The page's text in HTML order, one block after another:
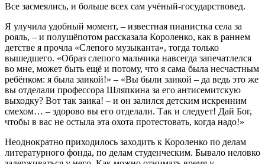
Все засмеялись, и больше всех сам учёный-государствовед.
Я улучила удобный момент, – известная пианистка села за
рояль, – и полушёпотом рассказала Короленко, как в раннем
детстве я прочла «Слепого музыканта», тогда только
вышедшего. «Образ слепого мальчика навсегда запечатлелся
во мне, может быть ещё и потому, что я сама была несчастным
ребёнком: я была заикой!» – «Вы были заикой – да ведь это же
вы отделали профессора Шляпкина за его антисемитскую
выходку? Вот так заика! – и он залился детским искренним
смехом… – здорово вы его отделали. Так и следует! Дай Бог,
чтобы в вас не остыла эта охота протестовать, когда надо!»
Неоднократно приходилось заходить к Короленко по делам
литературного фонда, по делам студенческим. Бывало неловко